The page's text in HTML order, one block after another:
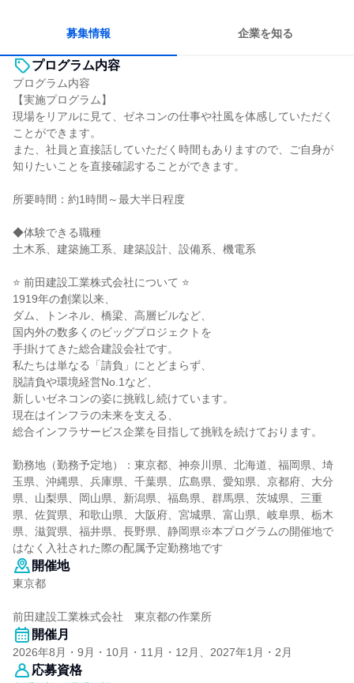
募集情報 企業を知る
プログラム内容
プログラム内容
【実施プログラム】
現場をリアルに見て、ゼネコンの仕事や社風を体感していただく
ことができます。
また、社員と直接話していただく時間もありますので、ご自身が
知りたいことを直接確認することができます。
所要時間：約1時間～最大半日程度
◆体験できる職種
土木系、建築施工系、建築設計、設備系、機電系
⭐ 前田建設工業株式会社について ⭐
1919年の創業以来、
ダム、トンネル、橋梁、高層ビルなど、
国内外の数多くのビッグプロジェクトを
手掛けてきた総合建設会社です。
私たちは単なる「請負」にとどまらず、
脱請負や環境経営No.1など、
新しいゼネコンの姿に挑戦し続けています。
現在はインフラの未来を支える、
総合インフラサービス企業を目指して挑戦を続けております。
勤務地（勤務予定地）：東京都、神奈川県、北海道、福岡県、埼
玉県、沖縄県、兵庫県、千葉県、広島県、愛知県、京都府、大分
県、山梨県、岡山県、新潟県、福島県、群馬県、茨城県、三重
県、佐賀県、和歌山県、大阪府、宮城県、富山県、岐阜県、栃木
県、滋賀県、福井県、長野県、静岡県※本プログラムの開催地で
はなく入社された際の配属予定勤務地です
開催地
東京都
前田建設工業株式会社 東京都の作業所
開催月
2026年8月・9月・10月・11月・12月、2027年1月・2月
応募資格